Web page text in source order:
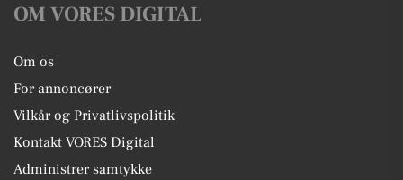
OM VORES DIGITAL
Om os
For annoncører
Vilkår og Privatlivspolitik
Kontakt VORES Digital
Administrer samtykke